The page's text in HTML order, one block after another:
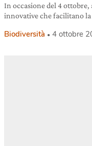
In occasione del 4
innovative che facilitano
Biodiversità 4 ottobre